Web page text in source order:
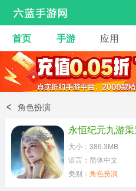
安卓手游
热门手游 角色
动作射击
冒险解谜 经营
体育竞技
首页 手游 应用
角色扮演
永恒纪元九游渠
大小：386.3MB
语言：简体中文
类别： 角色扮演